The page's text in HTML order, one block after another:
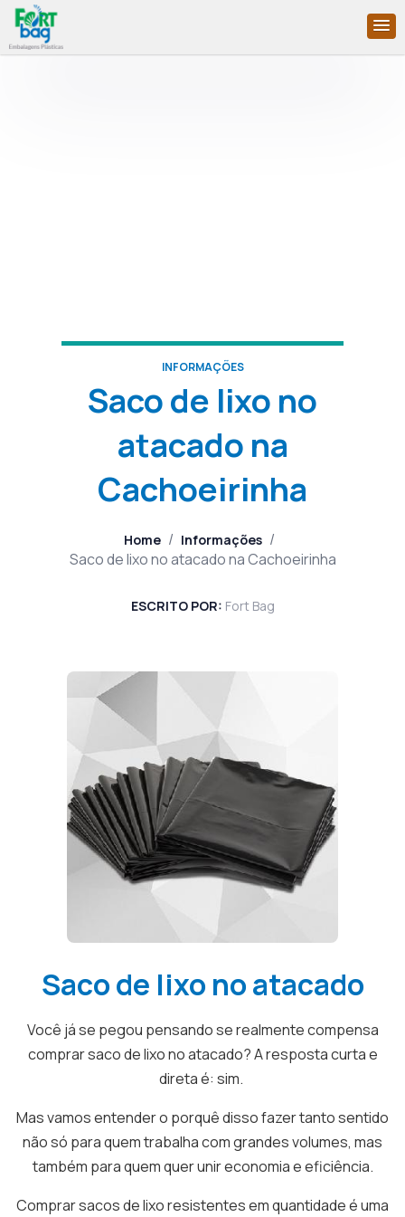
INFORMAÇÕES
Saco de lixo no
atacado na
Cachoeirinha
Home / Informações /
Saco de lixo no atacado na Cachoeirinha
ESCRITO POR: Fort Bag
Saco de lixo no atacado
Você já se pegou pensando se realmente compensa
comprar saco de lixo no atacado? A resposta curta e
direta é: sim.
Mas vamos entender o porquê disso fazer tanto sentido
não só para quem trabalha com grandes volumes, mas
também para quem quer unir economia e eficiência.
Comprar sacos de lixo resistentes em quantidade é uma